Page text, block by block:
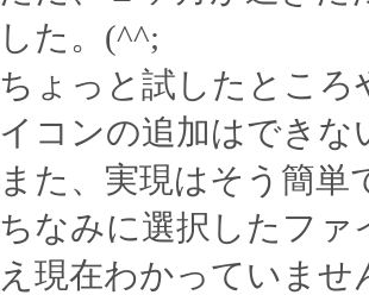
した。(^^;
ちょっと試したとこ
イコンの追加はできな
また、実現はそう簡単
ちなみに選択したフ
え現在わかっていませ